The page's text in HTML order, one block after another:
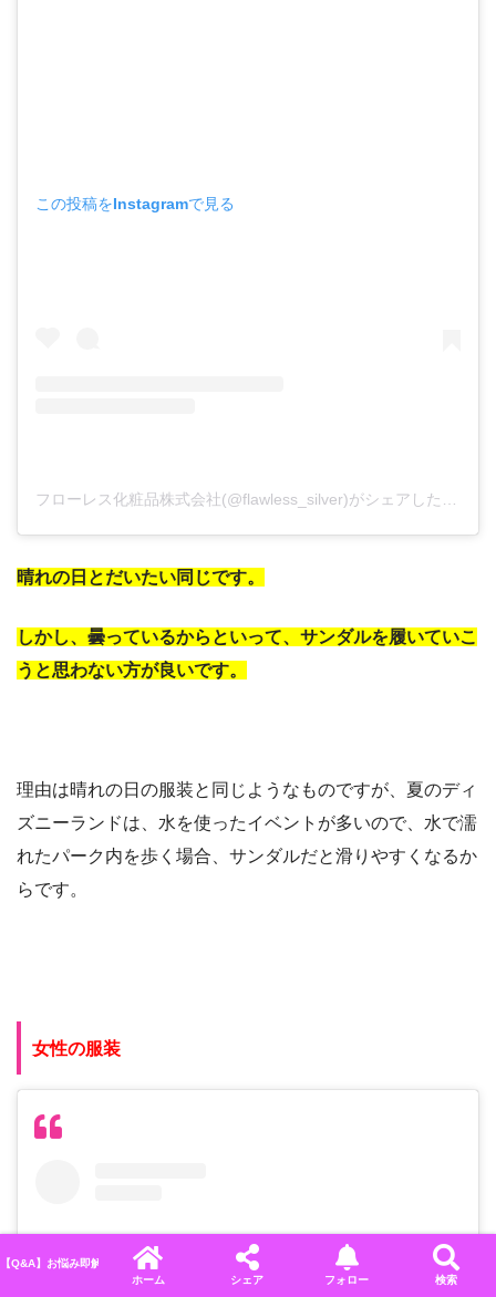
この投稿をInstagramで見る
フローレス化粧品株式会社(@flawless_silver)がシェアした投稿
晴れの日とだいたい同じです。
しかし、曇っているからといって、サンダルを履いていこ
うと思わない方が良いです。
理由は晴れの日の服装と同じようなものですが、夏のディ
ズニーランドは、水を使ったイベントが多いので、水で濡
れたパーク内を歩く場合、サンダルだと滑りやすくなるか
らです。
女性の服装
【Q&A】お悩み即解決！ディズニーに関するよくある質問＆回答まとめ
ホーム
シェア フォロー 検索